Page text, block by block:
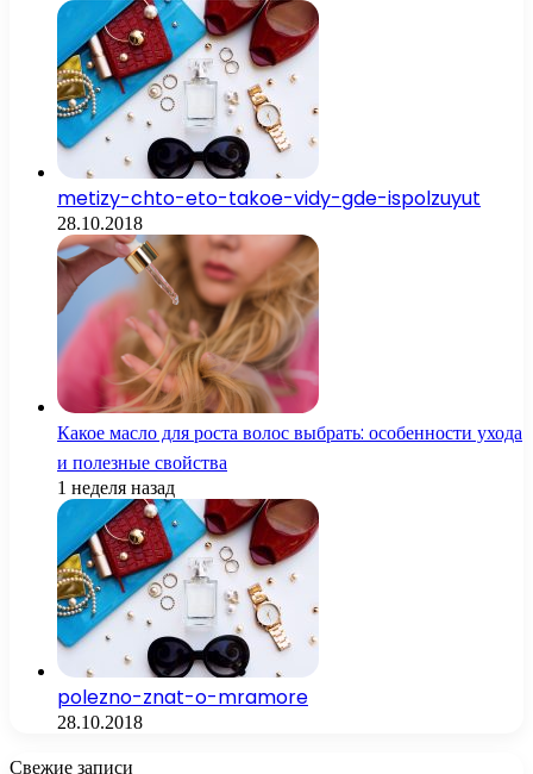
metizy-chto-eto-takoe-vidy-gde-ispolzuyut
28.10.2018
Какое масло для роста волос выбрать: особенности ухода
и полезные свойства
1 неделя назад
polezno-znat-o-mramore
28.10.2018
Свежие записи